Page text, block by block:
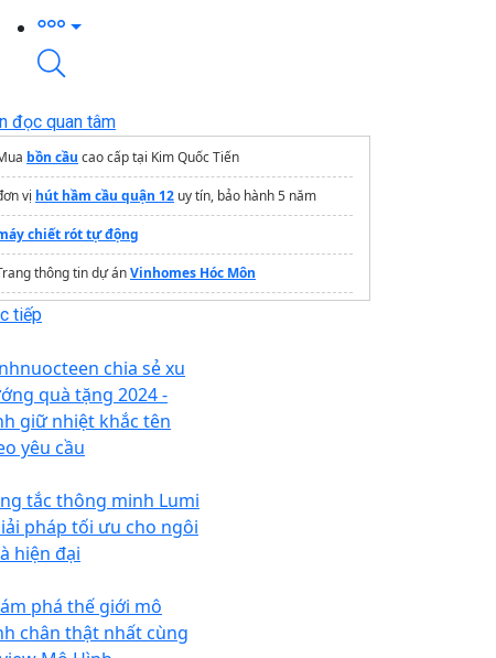
đọc quan tâm
bồn cầu cao cấp tại Kim Quốc Tiến
vị hút hầm cầu quận 12 uy tín, bảo hành 5 năm
chiết rót tự động
thông tin dự ánVinhomes Hóc Môn
ghế sofa vải hà nội
sục khí chìm
pos tính tiềnchính hãng
trợvệ sinh nhà sau xây dựng
Dịch vụ tạp vụ văn phòng giá rẻ
chậu lavaborửa mặt giá rẻ
tiếp
chia sẻ xu
quà tặng 2024 -
giữ nhiệt khắc tên
yêu cầu
tắc thông minh Lumi
pháp tối ưu cho ngôi
hiện đại
phá thế giới mô
chân thật nhất cùng